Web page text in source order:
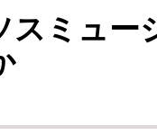
スミュー